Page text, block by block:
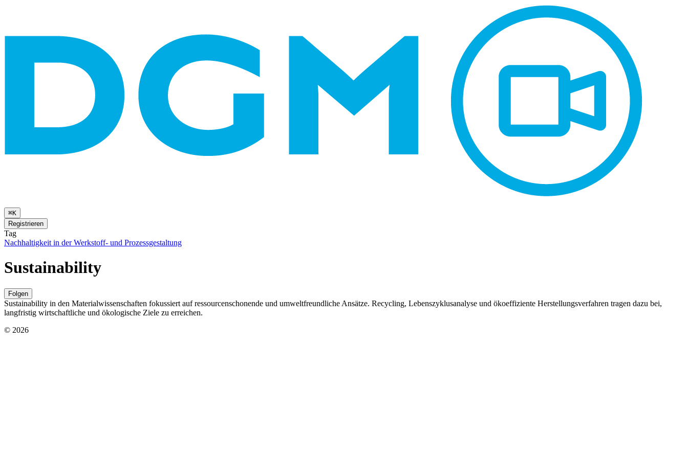
⌘K
Registrieren
Tag
Nachhaltigkeit in der Werkstoff- und Prozessgestaltung
Sustainability
Folgen
Sustainability in den Materialwissenschaften fokussiert auf ressourcenschonende und umweltfreundliche Ansätze. Recycling, Lebenszyklusanalyse und ökoeffiziente Herstellungsverfahren tragen dazu bei,
langfristig wirtschaftliche und ökologische Ziele zu erreichen.
© 2026